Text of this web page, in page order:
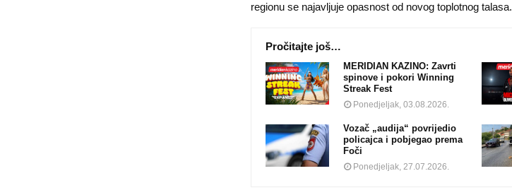
regionu se najavljuje opasnost od novog toplotnog talasa.
Pročitajte još…
MERIDIAN KAZINO: Zavrti
spinove i pokori Winning
Streak Fest
Ponedjeljak, 03.08.2026.
Vozač „audija“ povrijedio
policajca i pobjegao prema
Foči
Ponedjeljak, 27.07.2026.